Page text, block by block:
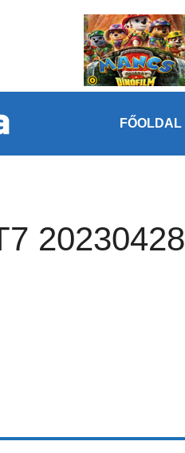
FŐOLDAL
20230428